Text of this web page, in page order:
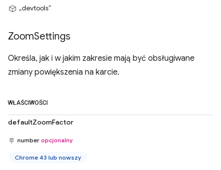
„devtools”
ZoomSettings
Określa, jak i w jakim zakresie mają być obsługiwane
zmiany powiększenia na karcie.
WŁAŚCIWOŚCI
defaultZoomFactor
number opcjonalny
Chrome 43 lub nowszy